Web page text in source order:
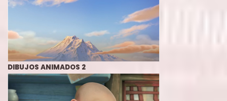
DIBUJOS ANIMADOS 2